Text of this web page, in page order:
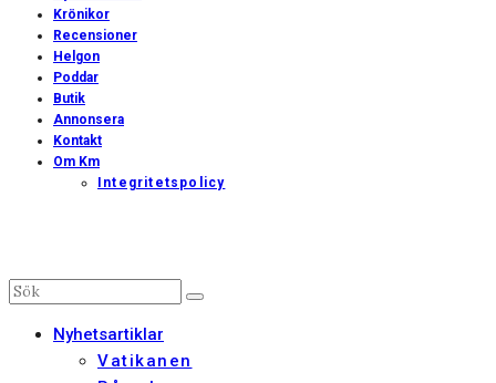
Krönikor
Recensioner
Helgon
Poddar
Butik
Annonsera
Kontakt
Om Km
Integritetspolicy
Nyhetsartiklar
Vatikanen